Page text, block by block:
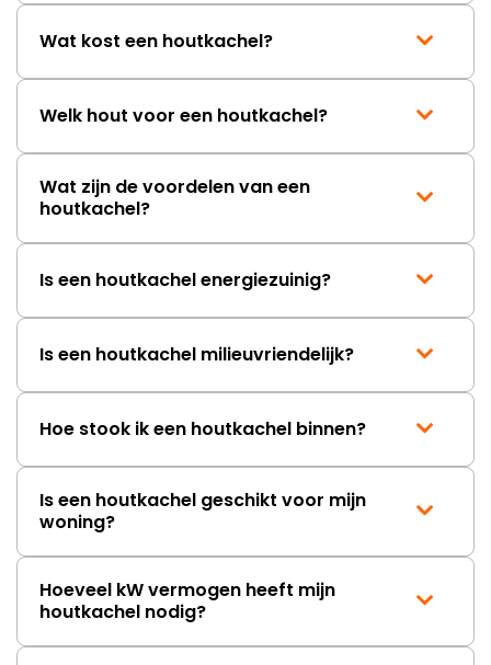
Wat kost een houtkachel?
Welk hout voor een houtkachel?
Wat zijn de voordelen van een
houtkachel?
Is een houtkachel energiezuinig?
Is een houtkachel milieuvriendelijk?
Hoe stook ik een houtkachel binnen?
Is een houtkachel geschikt voor mijn
woning?
Hoeveel kW vermogen heeft mijn
houtkachel nodig?